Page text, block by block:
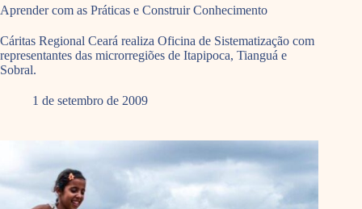
Aprender com as Práticas e Construir Conhecimento
Cáritas Regional Ceará realiza Oficina de Sistematização com
representantes das microrregiões de Itapipoca, Tianguá e
Sobral.
1 de setembro de 2009